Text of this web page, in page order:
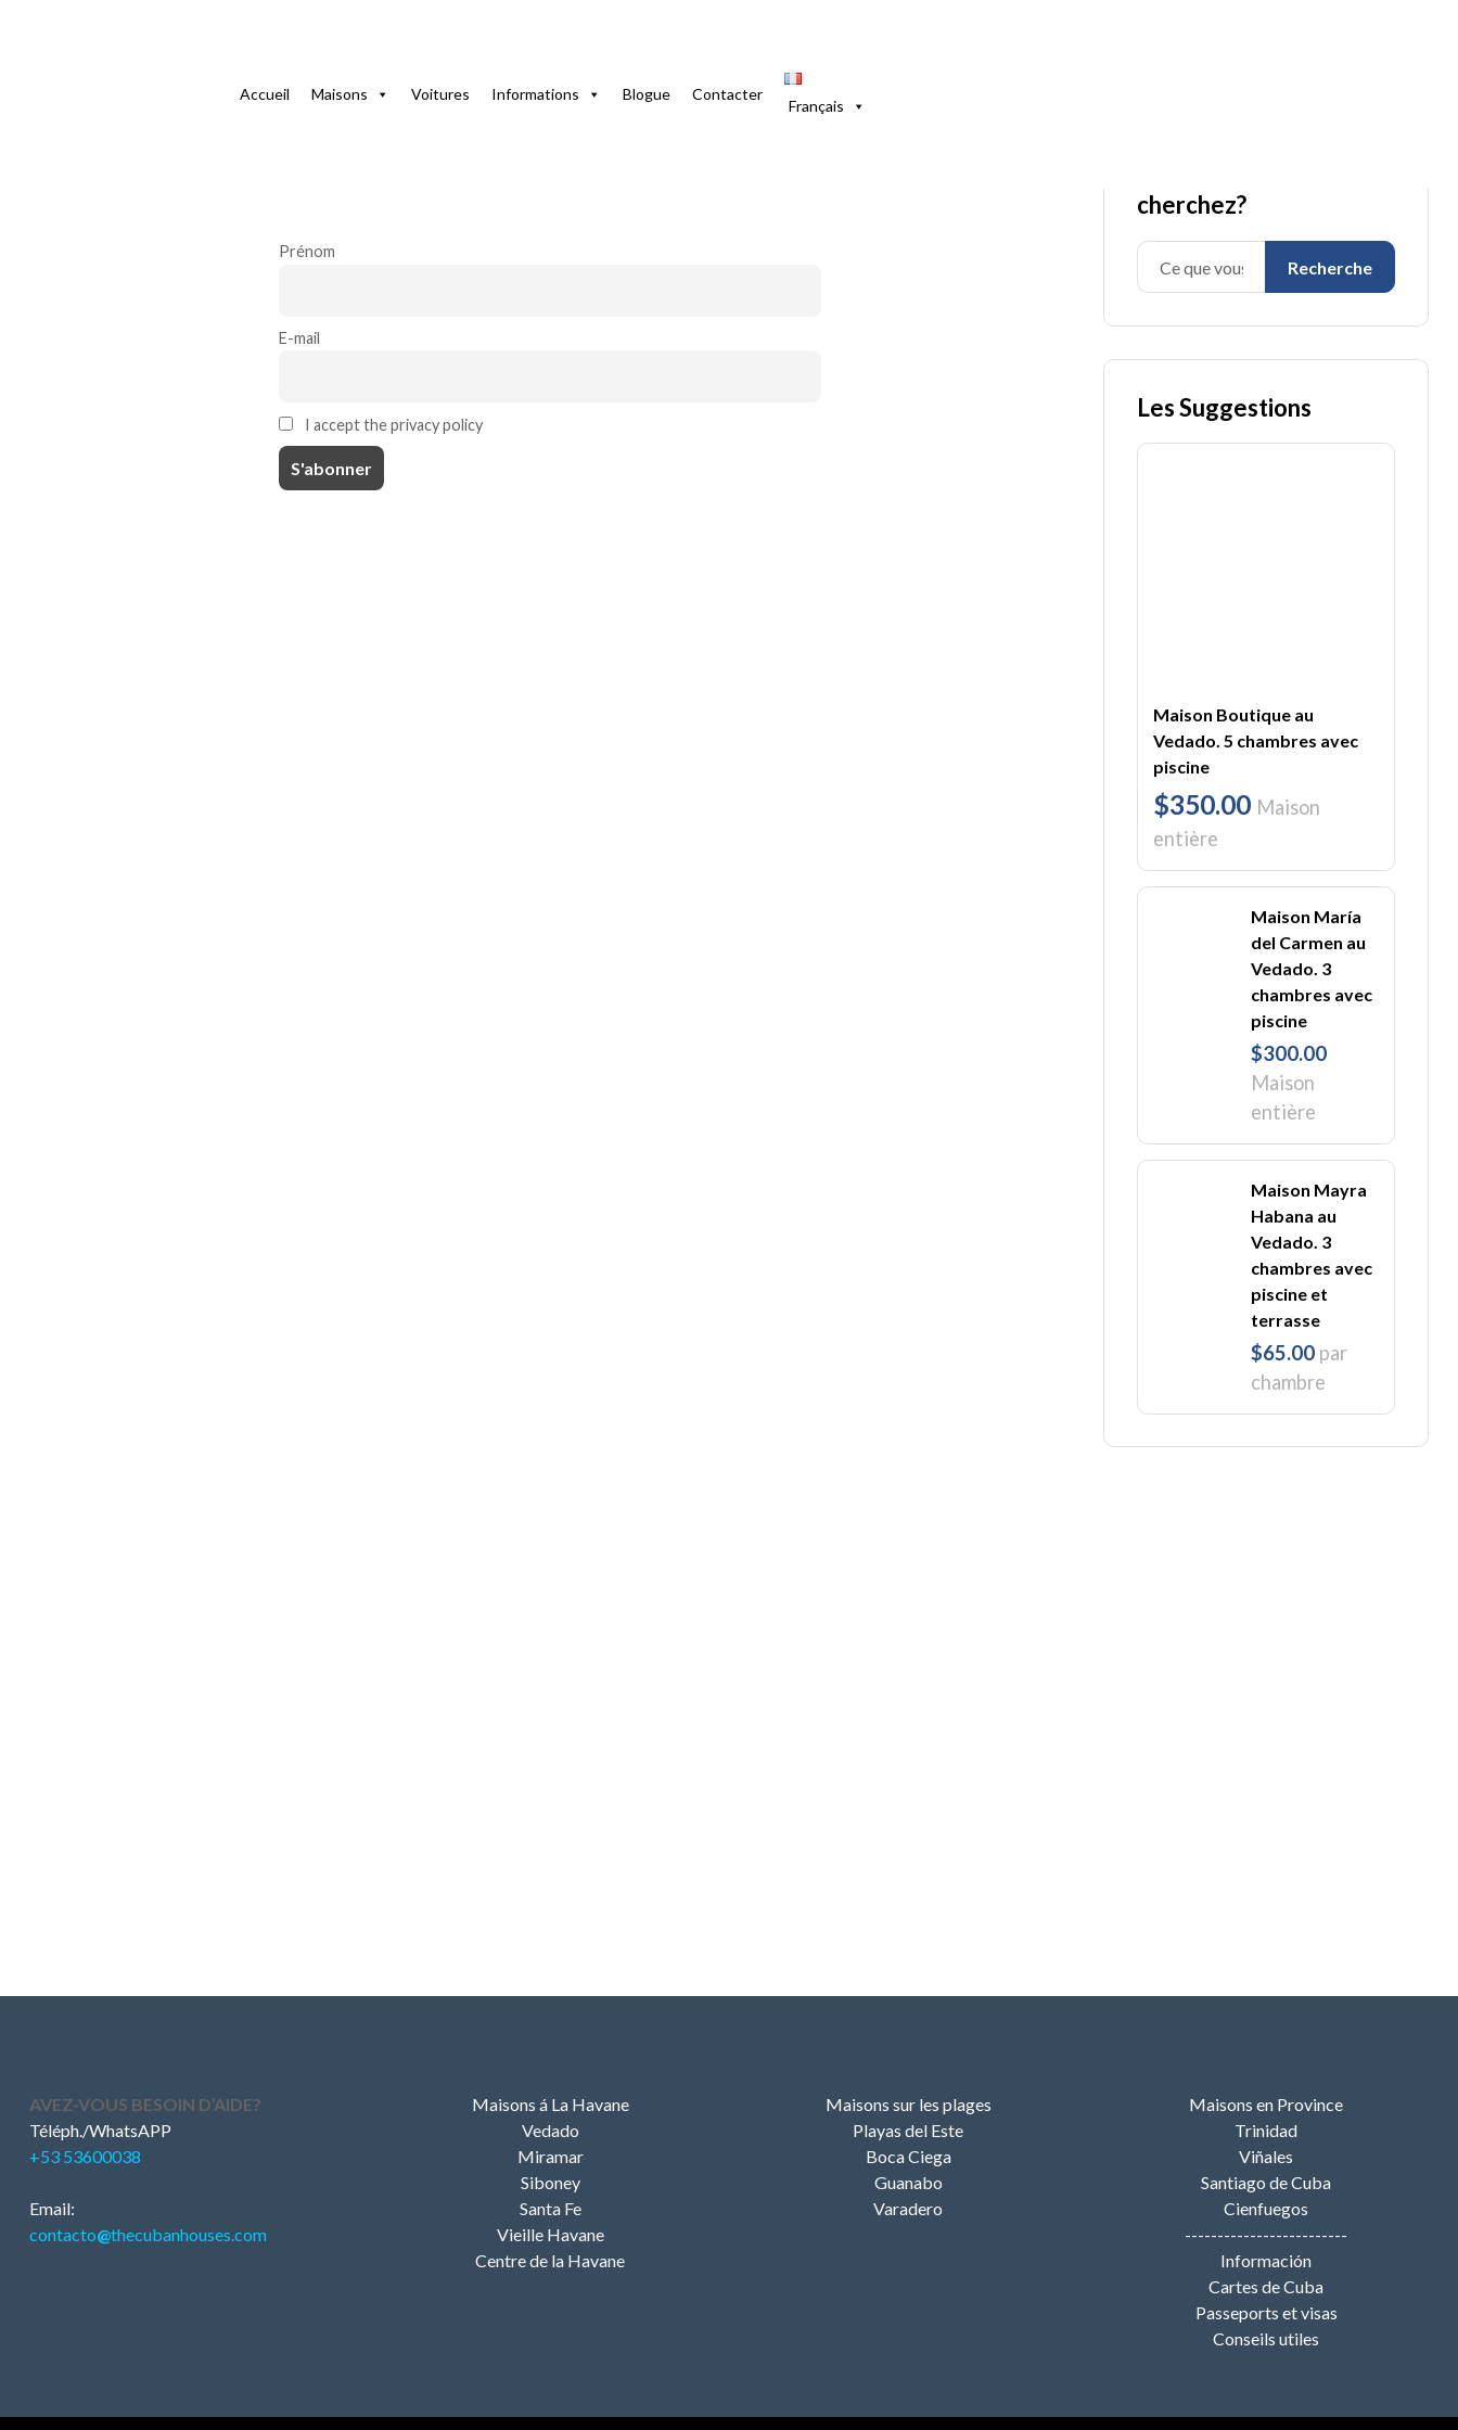
Accueil Maisons Voitures Informations Blogue Contacter
Français
Prénom
E-mail
I accept the privacy policy
cherchez?
Recherche
Les Suggestions
Maison Boutique au
Vedado. 5 chambres avec
piscine
$350.00 Maison
entière
Maison María
del Carmen au
Vedado. 3
chambres avec
piscine
$300.00
Maison
entière
Maison Mayra
Habana au
Vedado. 3
chambres avec
piscine et
terrasse
$65.00 par
chambre
AVEZ-VOUS BESOIN D’AIDE?
Téléph./WhatsAPP
+53 53600038
Email:
contacto@thecubanhouses.com
Maisons á La Havane
Vedado
Miramar
Siboney
Santa Fe
Vieille Havane
Centre de la Havane
Maisons sur les plages
Playas del Este
Boca Ciega
Guanabo
Varadero
Maisons en Province
Trinidad
Viñales
Santiago de Cuba
Cienfuegos
-------------------------
Información
Cartes de Cuba
Passeports et visas
Conseils utiles